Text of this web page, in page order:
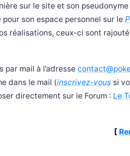
sur le site et son pseudonyme
son espace personnel sur le
réalisations, ceux-ci sont
mail à l’adresse
dans le mail (inscrivez-vous si
directement sur le Forum : Le
[